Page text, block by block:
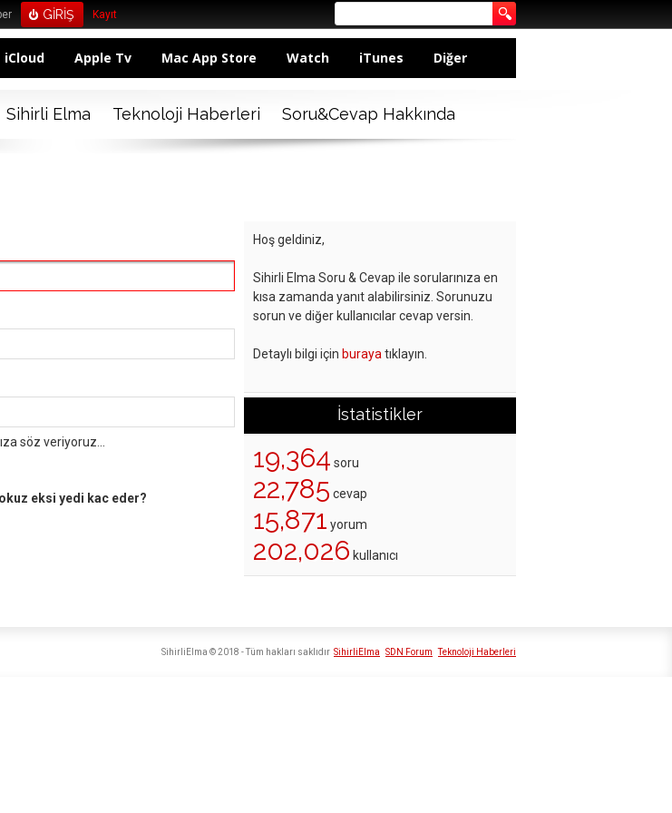
Kayıt
iCloud Apple Tv Mac App Store Watch iTunes Diğer
Sihirli Elma Teknoloji Haberleri Soru&Cevap Hakkında
söz veriyoruz...
eksi yedi kac eder?
Hoş geldiniz,
Sihirli Elma Soru & Cevap ile sorularınıza en
kısa zamanda yanıt alabilirsiniz. Sorunuzu
sorun ve diğer kullanıcılar cevap versin.
Detaylı bilgi için buraya tıklayın.
İstatistikler
19,364 soru
22,785 cevap
15,871 yorum
202,026 kullanıcı
SihirliElma SDN Forum Teknoloji Haberleri
SihirliElma © 2018 - Tüm hakları saklıdır